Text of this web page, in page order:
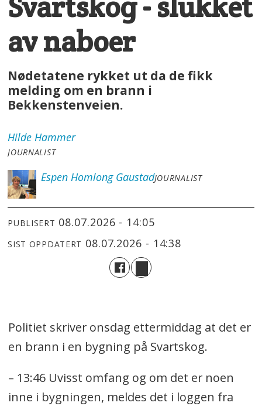
av naboer
Nødetatene rykket ut da de fikk
melding om en brann i
Bekkenstenveien.
Hilde Hammer
JOURNALIST
Espen Homlong GaustadJOURNALIST
PUBLISERT 08.07.2026 - 14:05
SIST OPPDATERT 08.07.2026 - 14:38
Politiet skriver onsdag ettermiddag at det er
en brann i en bygning på Svartskog.
– 13:46 Uvisst omfang og om det er noen
inne i bygningen, meldes det i loggen fra